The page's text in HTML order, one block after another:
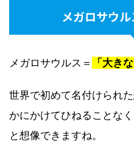
メガロサウ
メガロサウルス＝ 「大き
世界で初めて名付けられ
かにかけてひねることな
と想像できますね。